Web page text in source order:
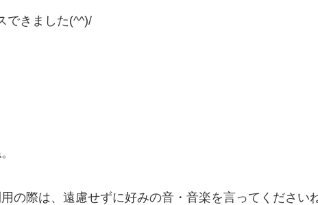
できました(^^)/
の際は、遠慮せずに好みの音・音楽を言ってください